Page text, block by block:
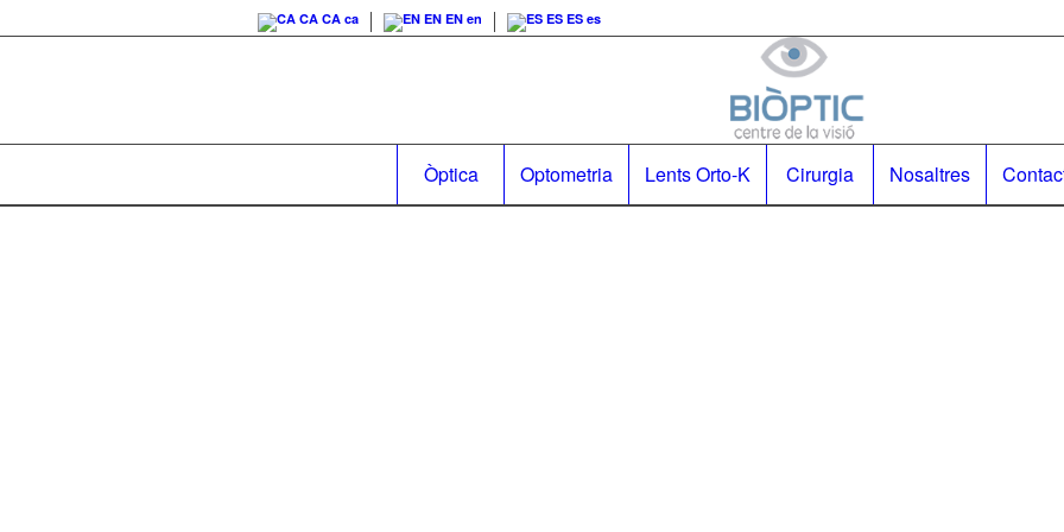
CA CA ca EN EN en ES ES es
Òptica Optometria Lents Orto-K Cirurgia Nosaltres